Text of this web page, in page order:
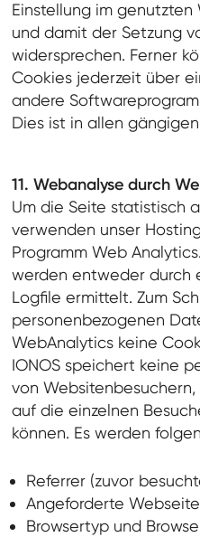
Einstellung im
und damit der Setzung
widersprechen. Ferner
Cookies jederzeit über
andere
Dies ist in allen
11. Webanalyse durch
Um die Seite statistisch
verwenden unser
Programm Web
werden entweder durch
Logfile ermittelt. Zum
personenbezogenen
WebAnalytics keine
IONOS speichert keine
von
auf die einzelnen
können. Es werden
Referrer (zuvor
Angeforderte
Browsertyp und